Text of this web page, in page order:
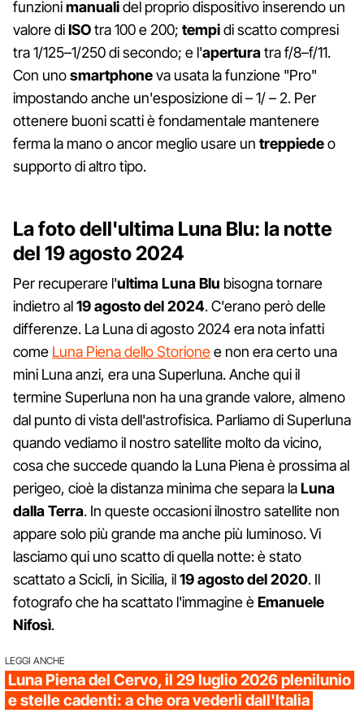
funzionimanualidel proprio dispositivo inserendo un
valore diISOtra 100 e 200; tempidi scatto compresi
tra 1/125–1/250 di secondo; e l'aperturatra f/8–f/11.
Con unosmartphoneva usata la funzione "Pro"
impostando anche un'esposizione di – 1/ – 2. Per
ottenere buoni scatti è fondamentale mantenere
ferma la mano o ancor meglio usare un treppiedeo
supporto di altro tipo.
La foto dell'ultima Luna Blu: la notte
del 19 agosto 2024
Per recuperare l'ultima Luna Blu bisogna tornare
indietro al19 agosto del 2024. C'erano però delle
differenze. La Luna di agosto 2024 era nota infatti
come Luna Piena dello Storionee non era certo una
mini Luna anzi, era una Superluna. Anche qui il
termine Superluna non ha una grande valore, almeno
dal punto di vista dell'astrofisica. Parliamo di Superluna
quando vediamo il nostro satellite molto da vicino,
cosa che succede quando la Luna Piena è prossima al
perigeo, cioè la distanza minima che separa laLuna
dalla Terra. In queste occasioni ilnostro satellite non
appare solo più grande ma anche più luminoso. Vi
lasciamo qui uno scatto di quella notte: è stato
scattato a Scicli, in Sicilia, il19 agosto del 2020. Il
fotografo che ha scattato l'immagine èEmanuele
Nifosì.
LEGGI ANCHE
Luna Piena del Cervo, il 29 luglio 2026 plenilunio
e stelle cadenti: a che ora vederli dall'Italia